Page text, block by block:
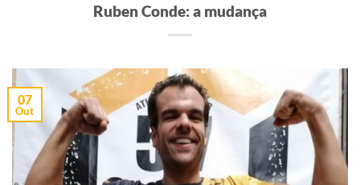
Ruben Conde: a mudança
07
Out